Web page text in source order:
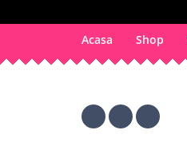
Acasa Shop